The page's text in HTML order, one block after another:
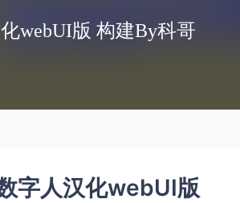
webUI版 构建By科哥
字人汉化webUI版